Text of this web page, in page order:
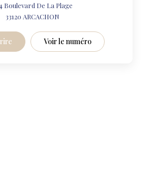
Boulevard De La Plage
33120 ARCACHON
Voir le numéro